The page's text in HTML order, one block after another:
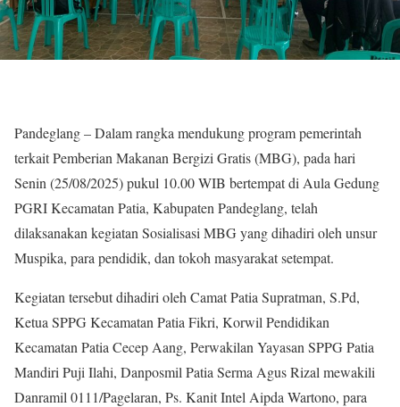
Pandeglang – Dalam rangka mendukung program pemerintah
terkait Pemberian Makanan Bergizi Gratis (MBG), pada hari
Senin (25/08/2025) pukul 10.00 WIB bertempat di Aula Gedung
PGRI Kecamatan Patia, Kabupaten Pandeglang, telah
dilaksanakan kegiatan Sosialisasi MBG yang dihadiri oleh unsur
Muspika, para pendidik, dan tokoh masyarakat setempat.
Kegiatan tersebut dihadiri oleh Camat Patia Supratman, S.Pd,
Ketua SPPG Kecamatan Patia Fikri, Korwil Pendidikan
Kecamatan Patia Cecep Aang, Perwakilan Yayasan SPPG Patia
Mandiri Puji Ilahi, Danposmil Patia Serma Agus Rizal mewakili
Danramil 0111/Pagelaran, Ps. Kanit Intel Aipda Wartono, para